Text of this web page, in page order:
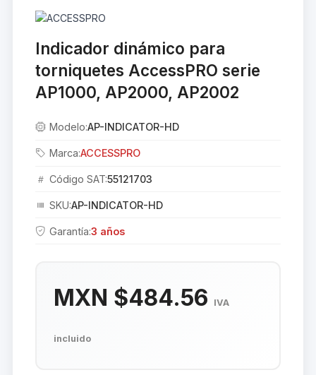
Indicador dinámico para
torniquetes AccessPRO serie
AP1000, AP2000, AP2002
Modelo:AP-INDICATOR-HD
Marca:ACCESSPRO
Código SAT:55121703
SKU:AP-INDICATOR-HD
Garantía:3 años
MXN $484.56 IVA
incluido